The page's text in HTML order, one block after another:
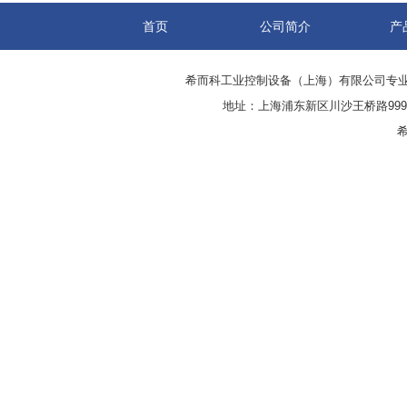
首页 公司简介 产
希而科工业控制设备（上海）有限公司专
地址：上海浦东新区川沙王桥路